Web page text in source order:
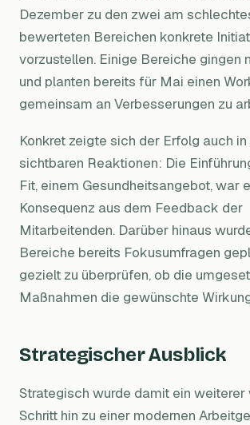
Dezember zu den zwei am
bewerteten Bereichen konkrete
vorzustellen. Einige Bereiche gingen
und planten bereits für Mai einen
gemeinsam an Verbesserungen zu
Konkret zeigte sich der Erfolg auch
sichtbaren Reaktionen: Die
Fit, einem Gesundheitsangebot, war
Konsequenz aus dem Feedback der
Mitarbeitenden. Darüber hinaus
Bereiche bereits Fokusumfragen
gezielt zu überprüfen, ob die
Maßnahmen die gewünschte
Strategischer Ausblick
Strategisch wurde damit ein
Schritt hin zu einer modernen